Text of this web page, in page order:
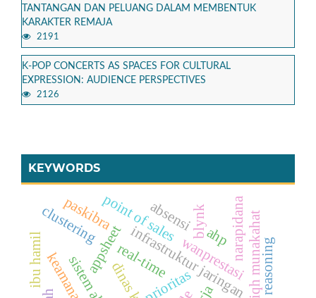
TANTANGAN DAN PELUANG DALAM MEMBENTUK
KARAKTER REMAJA
2191
K-POP CONCERTS AS SPACES FOR CULTURAL
EXPRESSION: AUDIENCE PERSPECTIVES
2126
KEYWORDS
wanprestasi
appsheetinfrastruktur jaringan
ahp
prioritas fiqh munakahat
real-time
point of sales
clustering
paskibra
ibu hamil
blynk narapidana
absensi